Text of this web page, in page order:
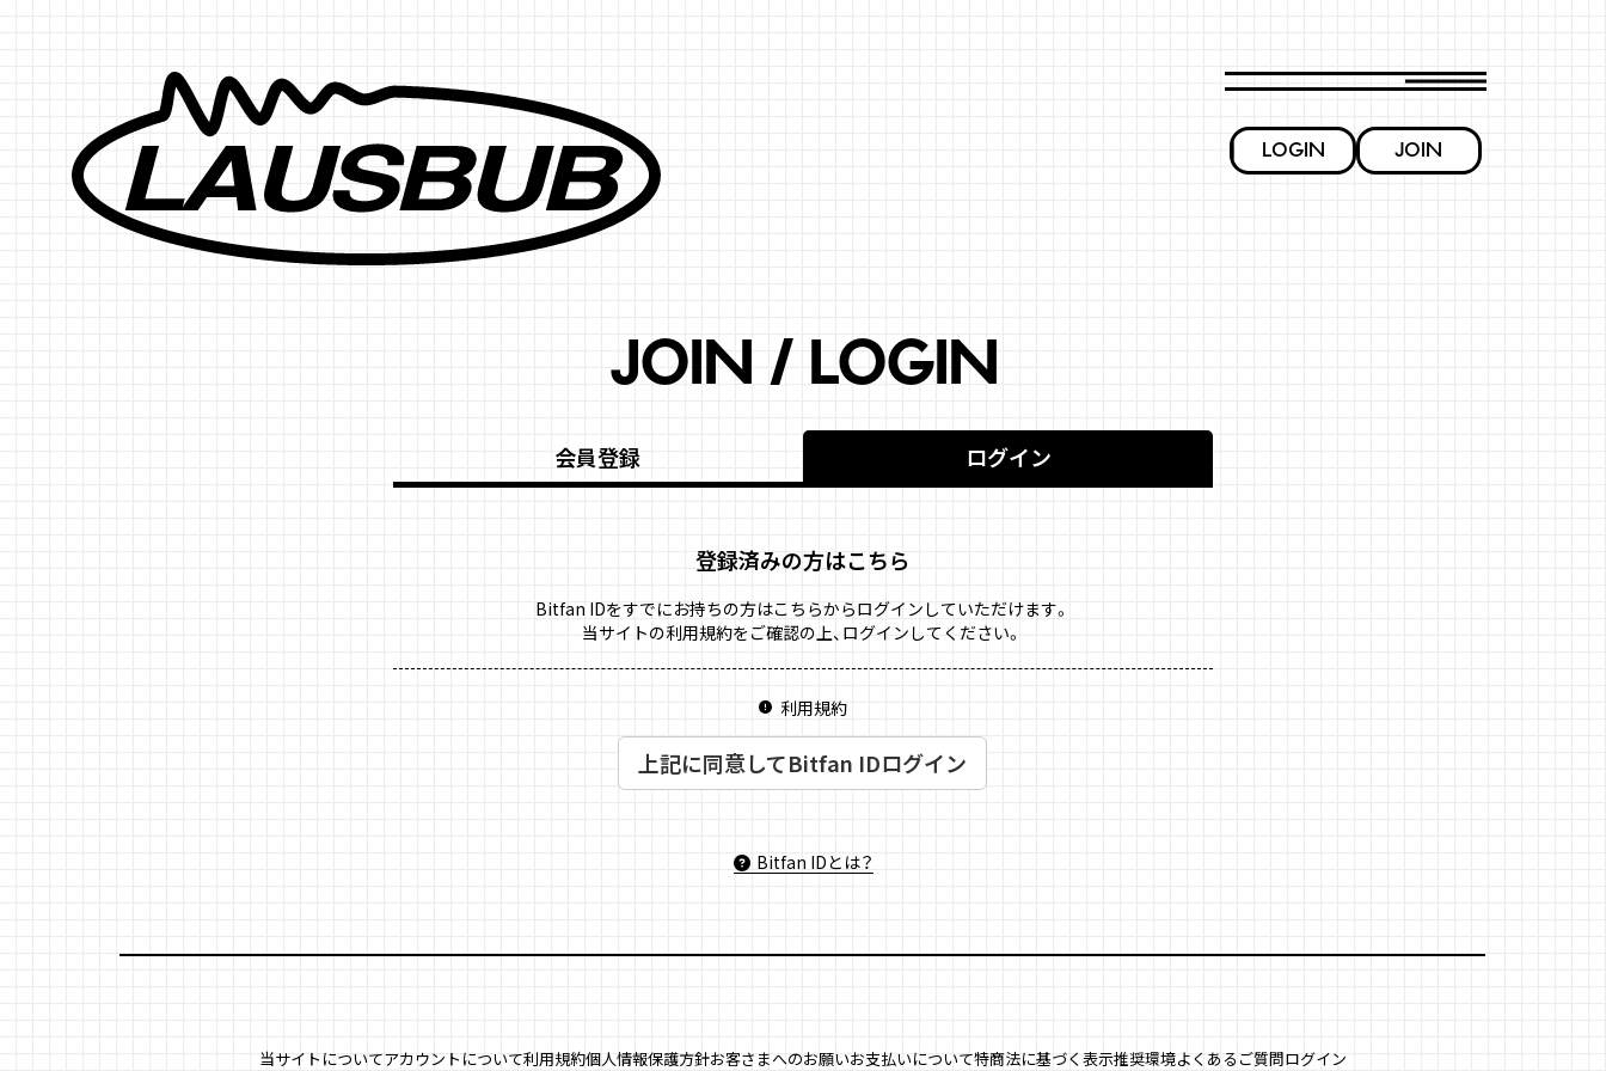
LOGIN JOIN
JOIN / LOGIN
会員登録 ログイン
登録済みの方はこちら
Bitfan IDをすでにお持ちの方はこちらからログインしていただけます。
当サイトの利用規約をご確認の上、ログインしてください。
利用規約
上記に同意してBitfan IDログイン
Bitfan IDとは？
当サイトについてアカウントについて利用規約個人情報保護方針お客さまへのお願いお支払いについて特商法に基づく表示推奨環境よくあるご質問ログイン